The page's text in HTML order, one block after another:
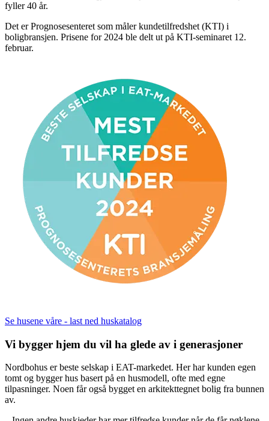
fyller 40 år.
Det er Prognosesenteret som måler kundetilfredshet (KTI) i
boligbransjen. Prisene for 2024 ble delt ut på KTI-seminaret 12.
februar.
Se husene våre - last ned huskatalog
Vi bygger hjem du vil ha glede av i generasjoner
Nordbohus er beste selskap i EAT-markedet. Her har kunden egen
tomt og bygger hus basert på en husmodell, ofte med egne
tilpasninger. Noen får også bygget en arkitekttegnet bolig fra bunnen
av.